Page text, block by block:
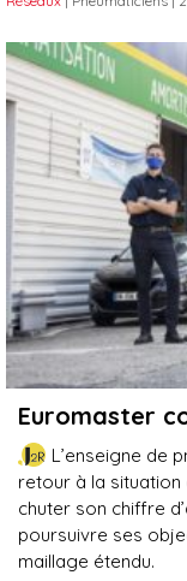
Euromaster
L’enseigne de
retour à la situation
chuter son chiffre
poursuivre ses
maillage étendu.